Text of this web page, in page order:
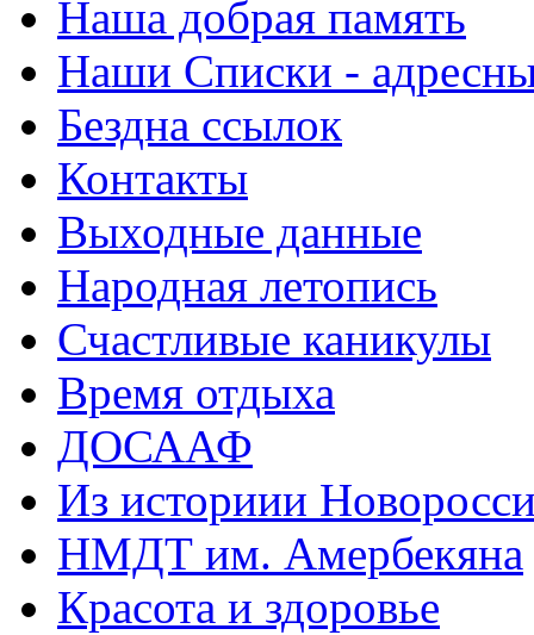
Наша добрая память
Наши Списки -
Бездна ссылок
Контакты
Выходные данные
Народная летопись
Счастливые каникулы
Время отдыха
ДОСААФ
Из историии
НМДТ им. Амербекяна
Красота и здоровье